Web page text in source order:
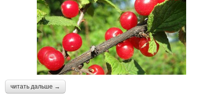
читать дальше →